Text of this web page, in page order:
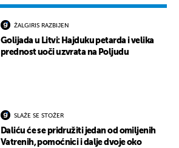
ŽALGIRIS RAZBIJEN
Golijada u Litvi: Hajduku petarda i velika
prednost uoči uzvrata na Poljudu
SLAŽE SE STOŽER
Daliću će se pridružiti jedan od omiljenih
Vatrenih, pomoćnici i dalje dvoje oko